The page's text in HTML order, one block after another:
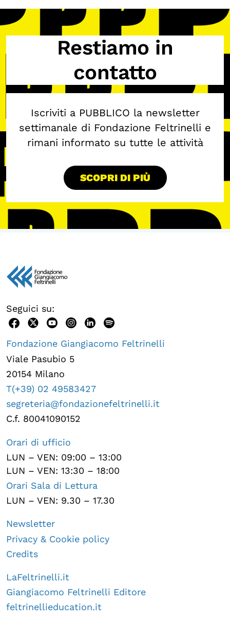
Restiamo in
contatto
Iscriviti a PUBBLICO la newsletter
settimanale di Fondazione Feltrinelli e
rimani informato su tutte le attività
SCOPRI DI PIÙ
Seguici su:
Fondazione Giangiacomo Feltrinelli
Viale Pasubio 5
20154 Milano
T(+39) 02 49583427
segreteria@fondazionefeltrinelli.it
C.f. 80041090152
Orari di ufficio
LUN – VEN: 09:00 – 13:00
LUN – VEN: 13:30 – 18:00
Orari Sala di Lettura
LUN – VEN: 9.30 – 17.30
Newsletter
Privacy & Cookie policy
Credits
LaFeltrinelli.it
Giangiacomo Feltrinelli Editore
feltrinellieducation.it